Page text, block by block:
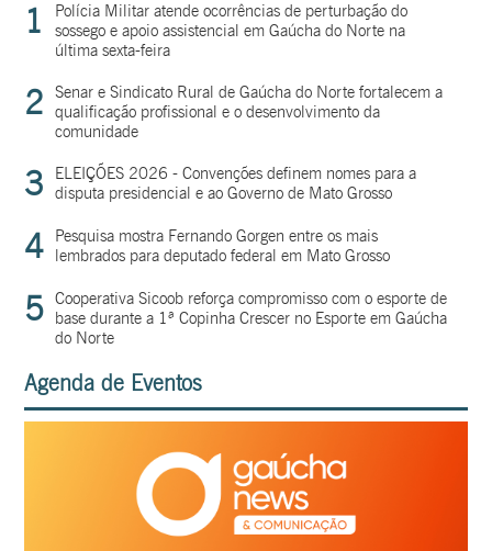
1
Polícia Militar atende ocorrências de perturbação do
sossego e apoio assistencial em Gaúcha do Norte na
última sexta-feira
2
Senar e Sindicato Rural de Gaúcha do Norte fortalecem a
qualificação profissional e o desenvolvimento da
comunidade
3
ELEIÇÕES 2026 - Convenções definem nomes para a
disputa presidencial e ao Governo de Mato Grosso
4
Pesquisa mostra Fernando Gorgen entre os mais
lembrados para deputado federal em Mato Grosso
5 Cooperativa Sicoob reforça compromisso com o esporte de
base durante a 1ª Copinha Crescer no Esporte em Gaúcha
do Norte
Agenda de Eventos